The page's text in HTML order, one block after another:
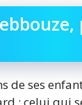
de ses